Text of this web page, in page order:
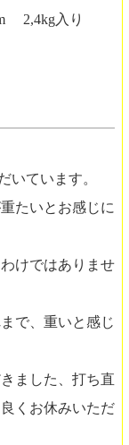
2,4kg入り
いています。
たいとお感じに
けではありませ
で、重いと感じ
ました、打ち直
くお休みいただ